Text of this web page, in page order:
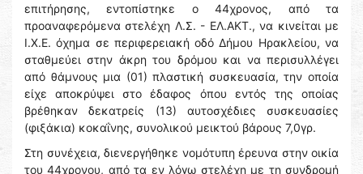
επιτήρησης, εντοπίστηκε ο 44χρονος, από τα
προαναφερόμενα στελέχη Λ.Σ. - ΕΛ.ΑΚΤ., να κινείται με
Ι.Χ.Ε. όχημα σε περιφερειακή οδό Δήμου Ηρακλείου, να
σταθμεύει στην άκρη του δρόμου και να περισυλλέγει
από θάμνους μια (01) πλαστική συσκευασία, την οποία
είχε αποκρύψει στο έδαφος όπου εντός της οποίας
βρέθηκαν δεκατρείς (13) αυτοσχέδιες συσκευασίες
(φιξάκια) κοκαΐνης, συνολικού μεικτού βάρους 7,0γρ.
Στη συνέχεια, διενεργήθηκε νομότυπη έρευνα στην οικία
του 44χρονου, από τα εν λόγω στελέχη με τη συνδρομή